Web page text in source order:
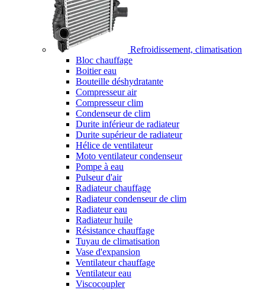
Refroidissement, climatisation
Bloc chauffage
Boitier eau
Bouteille déshydratante
Compresseur air
Compresseur clim
Condenseur de clim
Durite inférieur de radiateur
Durite supérieur de radiateur
Hélice de ventilateur
Moto ventilateur condenseur
Pompe à eau
Pulseur d'air
Radiateur chauffage
Radiateur condenseur de clim
Radiateur eau
Radiateur huile
Résistance chauffage
Tuyau de climatisation
Vase d'expansion
Ventilateur chauffage
Ventilateur eau
Viscocoupler